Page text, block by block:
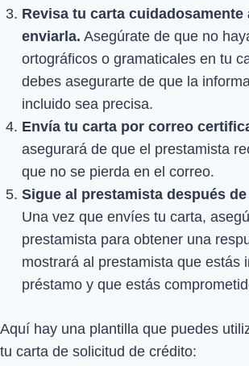
Revisa tu carta cuidadosamente
enviarla. Asegúrate de que no
ortográficos o gramaticales en tu
debes asegurarte de que la
incluido sea precisa.
Envía tu carta por correo
asegurará de que el prestamista
que no se pierda en el correo.
Sigue al prestamista después
Una vez que envíes tu carta,
prestamista para obtener una
mostrará al prestamista que estás
préstamo y que estás
Aquí hay una plantilla que puedes
tu carta de solicitud de crédito: